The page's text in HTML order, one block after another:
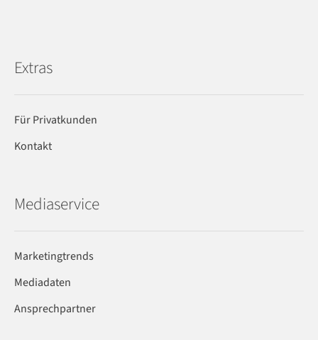
Extras
Für Privatkunden
Kontakt
Mediaservice
Marketingtrends
Mediadaten
Ansprechpartner